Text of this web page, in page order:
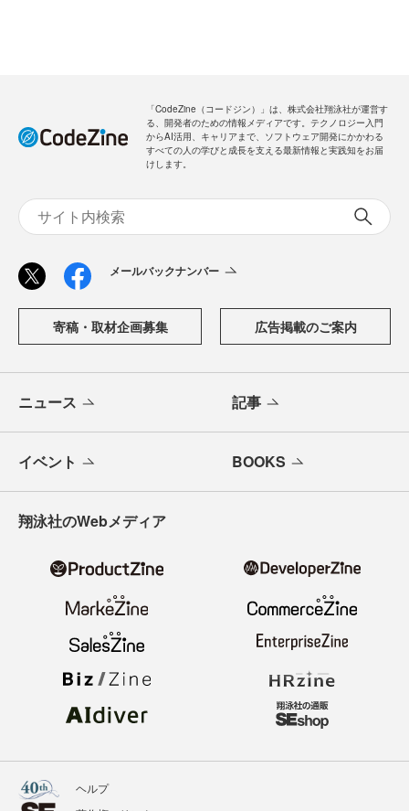
「CodeZine（コードジン）」は、株式会社翔泳社が運営す
る、開発者のための情報メディアです。テクノロジー入門
からAI活用、キャリアまで、ソフトウェア開発にかかわる
すべての人の学びと成長を支える最新情報と実践知をお届
けします。
メールバックナンバー
寄稿・取材企画募集 広告掲載のご案内
ニュース 記事
イベント BOOKS
翔泳社のWebメディア
ヘルプ